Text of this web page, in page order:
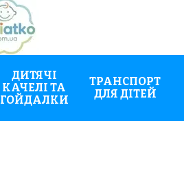
ДИТЯЧІ
КАЧЕЛІ ТА
ГОЙДАЛКИ
ТРАНСПОРТ
ДЛЯ ДІТЕЙ